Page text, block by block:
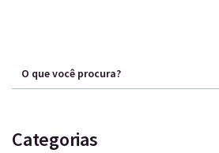
Categorias